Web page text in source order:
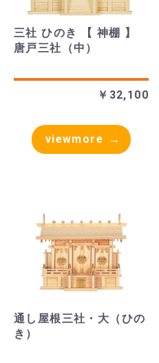
三社 ひのき 【 神棚 】
唐戸三社（中）
￥32,100
viewmore
通し屋根三社・大（ひの
き）